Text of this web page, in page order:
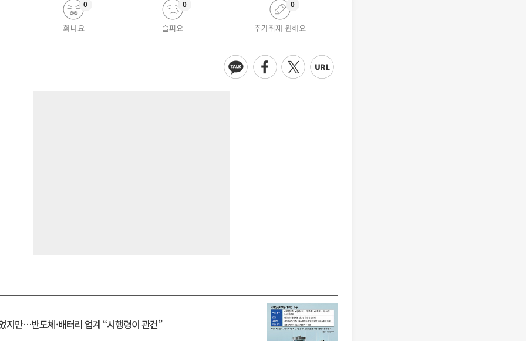
화나요
0
슬퍼요
0
추가취재 원해요
0
지만…반도체·배터리 업계 “시행령이 관건”